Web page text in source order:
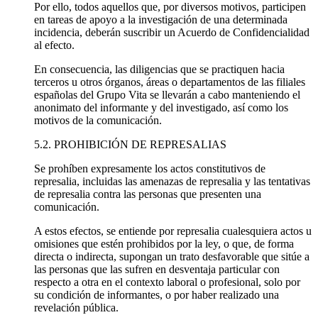
Por ello, todos aquellos que, por diversos motivos, participen
en tareas de apoyo a la investigación de una determinada
incidencia, deberán suscribir un Acuerdo de Confidencialidad
al efecto.
En consecuencia, las diligencias que se practiquen hacia
terceros u otros órganos, áreas o departamentos de las filiales
españolas del Grupo Vita se llevarán a cabo manteniendo el
anonimato del informante y del investigado, así como los
motivos de la comunicación.
5.2. PROHIBICIÓN DE REPRESALIAS
Se prohíben expresamente los actos constitutivos de
represalia, incluidas las amenazas de represalia y las tentativas
de represalia contra las personas que presenten una
comunicación.
A estos efectos, se entiende por represalia cualesquiera actos u
omisiones que estén prohibidos por la ley, o que, de forma
directa o indirecta, supongan un trato desfavorable que sitúe a
las personas que las sufren en desventaja particular con
respecto a otra en el contexto laboral o profesional, solo por
su condición de informantes, o por haber realizado una
revelación pública.